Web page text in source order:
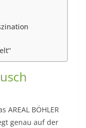
AREAL BÖHLER
genau auf der